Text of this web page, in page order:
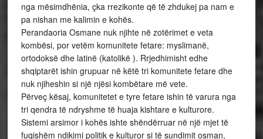
nga mësimdhënia, çka rrezikonte që të zhdukej pa nam e
pa nishan me kalimin e kohës.
Perandaoria Osmane nuk njihte në zotërimet e veta
kombësi, por vetëm komunitete fetare: myslimanë,
ortodoksë dhe latinë (katolikë ). Rrjedhimisht edhe
shqiptarët ishin grupuar në këtë tri komunitete fetare dhe
nuk njiheshin si një njësi kombëtare më vete.
Përveç kësaj, komunitetet e tyre fetare ishin të varura nga
tri qendra të ndryshme të huaja kishtare e kulturore.
Sistemi arsimor i kohës ishte shëndërruar në një mjet të
fuqishëm ndikimi politik e kulturor si të sundimit osman,